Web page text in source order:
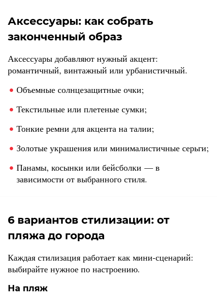
Аксессуары: как собрать
законченный образ
Аксессуары добавляют нужный акцент:
романтичный, винтажный или урбанистичный.
Объемные солнцезащитные очки;
Текстильные или плетеные сумки;
Тонкие ремни для акцента на талии;
Золотые украшения или минималистичные серьги;
Панамы, косынки или бейсболки — в
зависимости от выбранного стиля.
6 вариантов стилизации: от
пляжа до города
Каждая стилизация работает как мини-сценарий:
выбирайте нужное по настроению.
На пляж